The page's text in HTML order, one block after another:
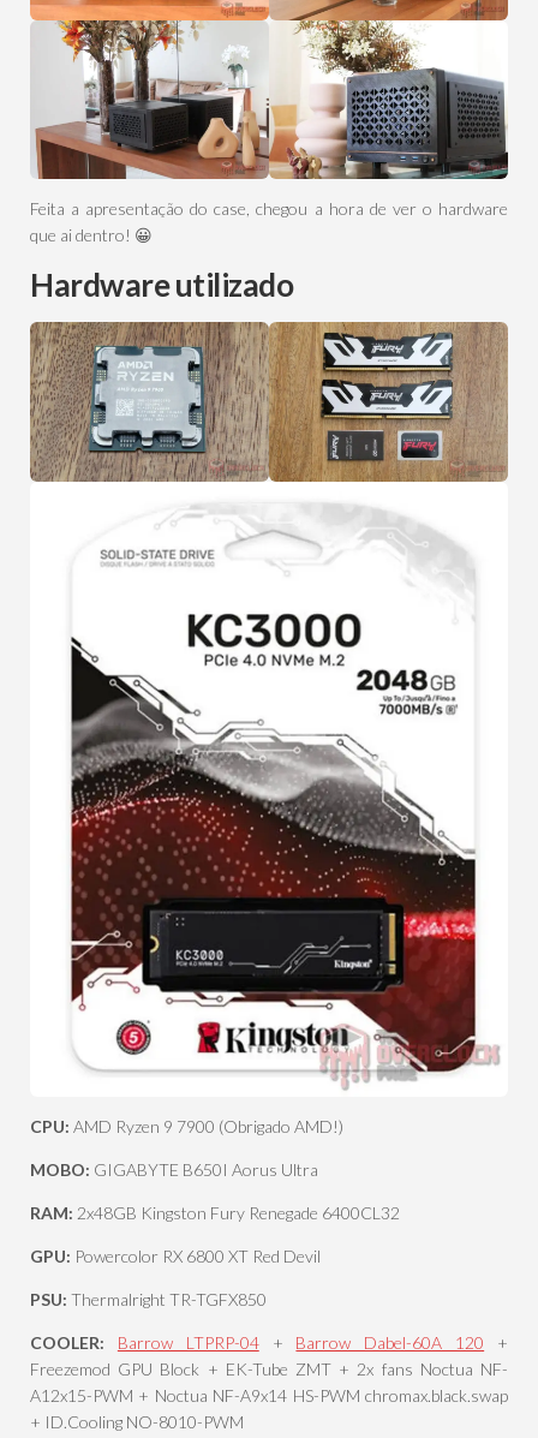
Feita a apresentação do case, chegou a hora de ver o hardware
que ai dentro! 😀
Hardware utilizado
CPU: AMD Ryzen 9 7900 (Obrigado AMD!)
MOBO: GIGABYTE B650I Aorus Ultra
RAM: 2x48GB Kingston Fury Renegade 6400CL32
GPU: Powercolor RX 6800 XT Red Devil
PSU: Thermalright TR-TGFX850
COOLER: Barrow LTPRP-04+ Barrow Dabel-60A 120 +
Freezemod GPU Block + EK-Tube ZMT + 2x fans Noctua NF-
A12x15-PWM + Noctua NF-A9x14 HS-PWM chromax.black.swap
+ ID.Cooling NO-8010-PWM